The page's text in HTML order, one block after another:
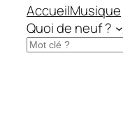
AccueilMusique
Quoi de neuf ?
Rechercher